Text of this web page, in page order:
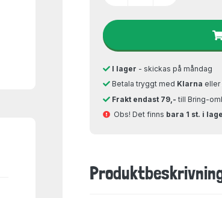
I lager - skickas på måndag
Betala tryggt med Klarna eller
Frakt endast 79,- till Bring-
Obs! Det finns bara 1 st. i